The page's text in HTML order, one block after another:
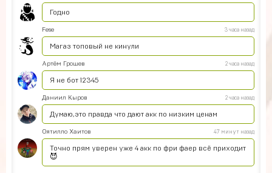
Годно
Fese 3 часа назад
Магаз топовый не кинули
Артём Грошев 2 часа назад
Я не бот 12345
Даниил Кыров 2 часа назад
Думаю,это правда что дают акк по низким ценам
Оятилло Хаитов 47 минут назад
Точно прям уверен уже 4 акк по фри фаер всё приходит
😈